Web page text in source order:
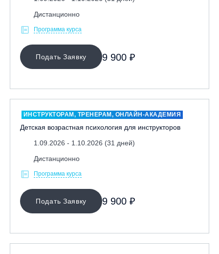
Дистанционно
Программа курса
Подать Заявку 9 900 ₽
ИНСТРУКТОРАМ, ТРЕНЕРАМ, ОНЛАЙН-АКАДЕМИЯ
Детская возрастная психология для инструкторов
1.09.2026 - 1.10.2026 (31 дней)
Дистанционно
Программа курса
Подать Заявку 9 900 ₽